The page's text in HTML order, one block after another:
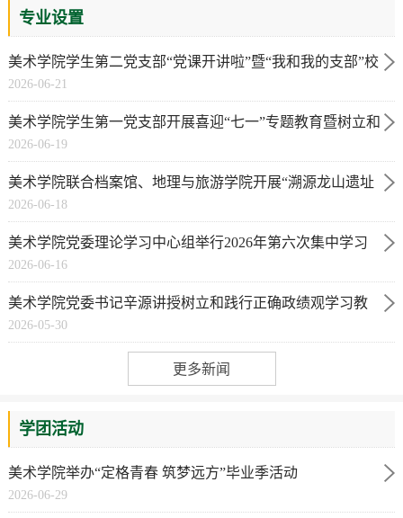
专业设置
美术学院学生第二党支部“党课开讲啦”暨“我和我的支部”校
级展演活动纪实
2026-06-21
美术学院学生第一党支部开展喜迎“七一”专题教育暨树立和
践行正确政绩...
2026-06-19
美术学院联合档案馆、地理与旅游学院开展“溯源龙山遗址
厚植精神根脉”...
2026-06-18
美术学院党委理论学习中心组举行2026年第六次集中学习
暨树立和践行正确...
2026-06-16
美术学院党委书记辛源讲授树立和践行正确政绩观学习教
育专题党课
2026-05-30
更多新闻
学团活动
美术学院举办“定格青春 筑梦远方”毕业季活动
2026-06-29